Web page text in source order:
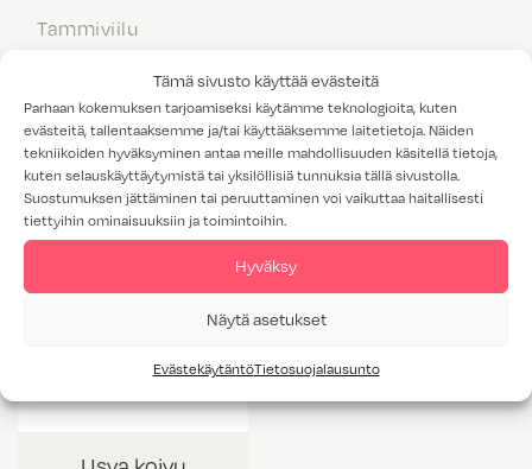
Tämä sivusto käyttää evästeitä
Parhaan kokemuksen tarjoamiseksi käytämme teknologioita, kuten
evästeitä, tallentaaksemme ja/tai käyttääksemme laitetietoja. Näiden
tekniikoiden hyväksyminen antaa meille mahdollisuuden käsitellä tietoja,
kuten selauskäyttäytymistä tai yksilöllisiä tunnuksia tällä sivustolla.
Suostumuksen jättäminen tai peruuttaminen voi vaikuttaa haitallisesti
tiettyihin ominaisuuksiin ja toimintoihin.
Hyväksy
Näytä asetukset
EvästekäytäntöTietosuojalausunto
Tammiviilu